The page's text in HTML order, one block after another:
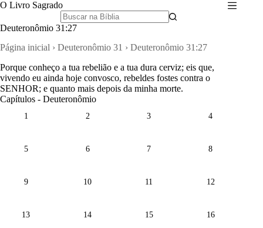
Pular
o
O Livro Sagrado
Deuteronômio 31:27
Página inicial › Deuteronômio 31 › Deuteronômio 31:27
Porque conheço a tua rebelião e a tua dura cerviz; eis que,
vivendo eu ainda hoje convosco, rebeldes fostes contra o
SENHOR; e quanto mais depois da minha morte.
Capítulos - Deuteronômio
1 2 3 4
5 6 7 8
9 10 11 12
13 14 15 16